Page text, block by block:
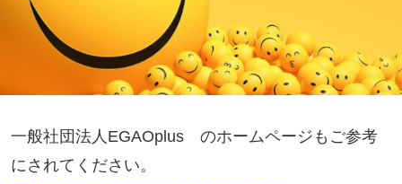
一般社団法人EGAOplus のホームページもご参考
にされてください。